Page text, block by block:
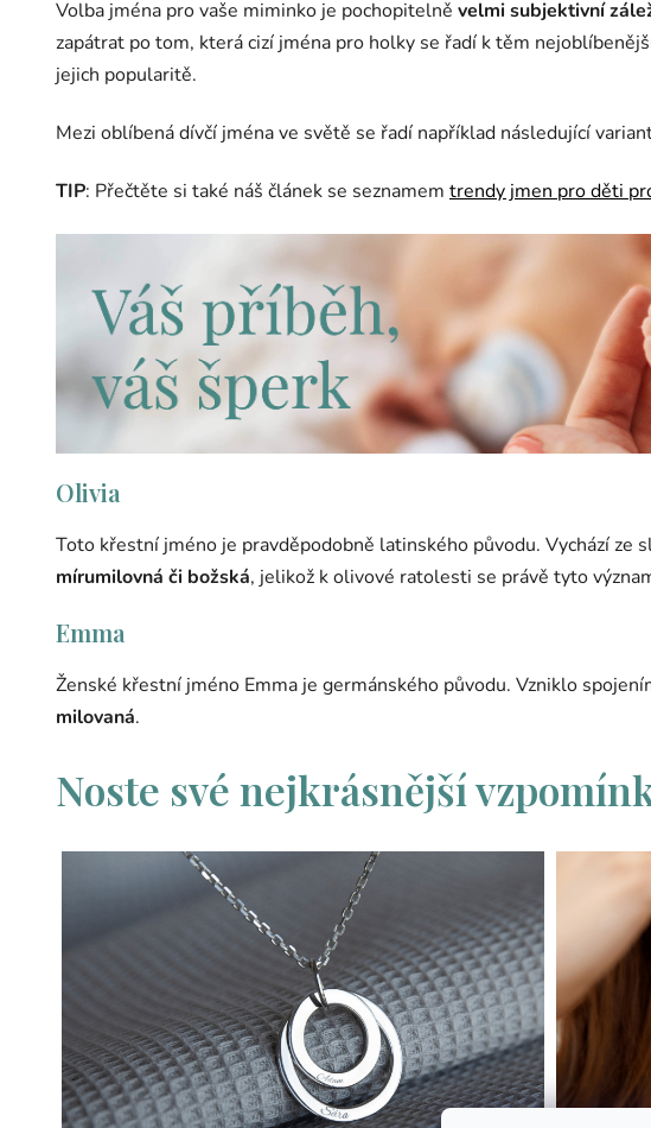
Volba jména pro vaše miminko je pochopitelně velmi subjektivní
zapátrat po tom, která cizí jména pro holky se řadí k těm
jejich popularitě.
Mezi oblíbená dívčí jména ve světě se řadí například následující
TIP: Přečtěte si také náš článek se seznamem trendy jmen pro děti
Olivia
Toto křestní jméno je pravděpodobně latinského původu. Vychází
mírumilovná či božská, jelikož k olivové ratolesti se právě tyto
Emma
Ženské křestní jméno Emma je germánského původu. Vzniklo
milovaná.
Noste své nejkrásnější